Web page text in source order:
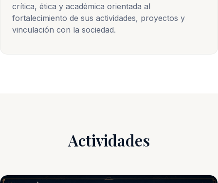
crítica, ética y académica orientada al
fortalecimiento de sus actividades, proyectos y
vinculación con la sociedad.
Actividades